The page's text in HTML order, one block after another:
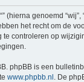
(hierna genoemd
het recht om de
controleren op
phpBB is een
www.phpbb.nl . De